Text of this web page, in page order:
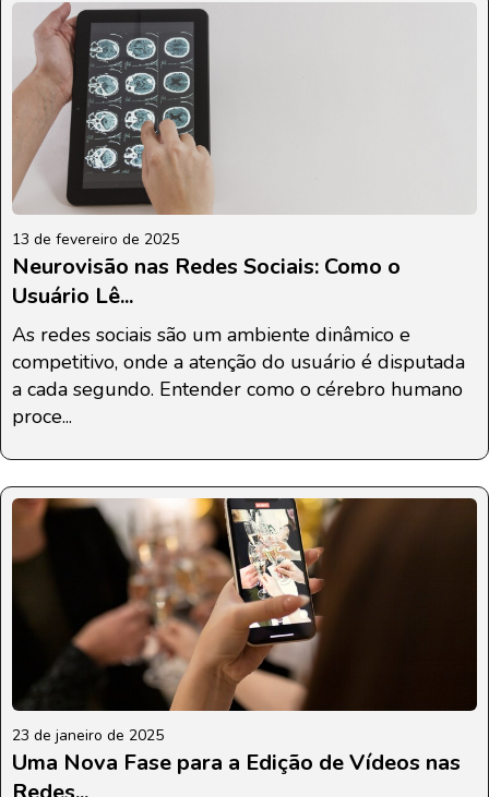
13 de fevereiro de 2025
Neurovisão nas Redes Sociais: Como o
Usuário Lê...
As redes sociais são um ambiente dinâmico e
competitivo, onde a atenção do usuário é disputada
a cada segundo. Entender como o cérebro humano
proce...
23 de janeiro de 2025
Uma Nova Fase para a Edição de Vídeos nas